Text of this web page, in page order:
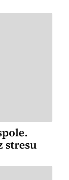
stresu